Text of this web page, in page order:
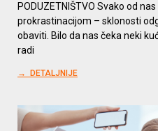
PODUZETNIŠTVO Svako od
prokrastinacijom – sklonosti
obaviti. Bilo da nas čeka neki
radi
→ DETALJNIJE